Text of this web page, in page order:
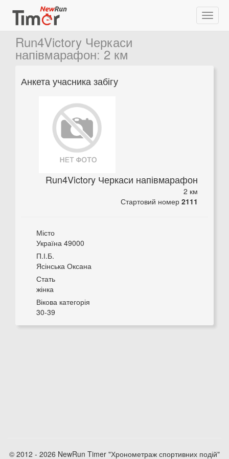
Run4Victory Черкаси
напівмарафон:2 км
Анкета учасника забігу
Run4Victory Черкаси напівмарафон
2 км
Стартовий номер 2111
Місто
Україна 49000
П.І.Б.
Ясінська Оксана
Стать
жінка
Вікова категорія
30-39
© 2012 - 2026 NewRun Timer "Хронометраж спортивних подій"